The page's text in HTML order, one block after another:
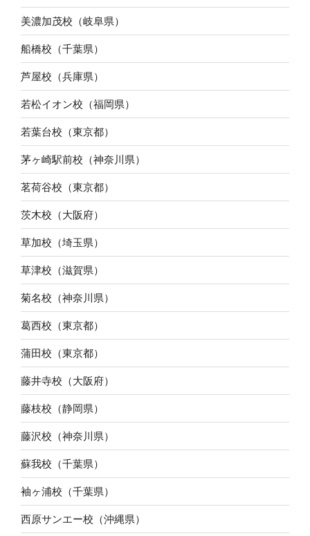
美濃加茂校（岐阜県）
船橋校（千葉県）
芦屋校（兵庫県）
若松イオン校（福岡県）
若葉台校（東京都）
茅ヶ崎駅前校（神奈川県）
茗荷谷校（東京都）
茨木校（大阪府）
草加校（埼玉県）
草津校（滋賀県）
菊名校（神奈川県）
葛西校（東京都）
蒲田校（東京都）
藤井寺校（大阪府）
藤枝校（静岡県）
藤沢校（神奈川県）
蘇我校（千葉県）
袖ヶ浦校（千葉県）
西原サンエー校（沖縄県）